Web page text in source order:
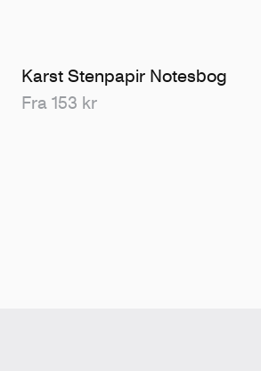
Karst Stenpapir Notesbog
Fra 153 kr